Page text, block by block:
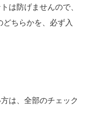
は防げませんので、
どちらかを、必ず入
は、全部のチェック